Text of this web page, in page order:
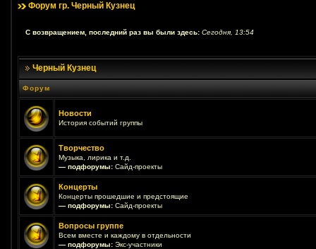
Форум гр. Черный Кузнец
С возвращением, последний раз вы были здесь: Сегодня, 13:54
Черный Кузнец
Форум
Новости
История событий группы
Творчество
Музыка, лирика и т.д.
— подфорумы: Сайд-проекты
Концерты
Концерты прошедшие и предстоящие
— подфорумы: Сайд-проекты
Вопросы группе
Всем вместе и каждому в отдельности
— подфорумы: Экс-участники